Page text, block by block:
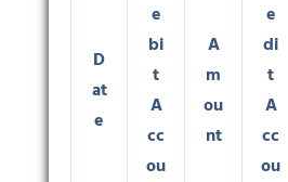
D
at
e
e
bi
t
A
cc
ou
A
m
ou
nt
e
di
t
A
cc
ou